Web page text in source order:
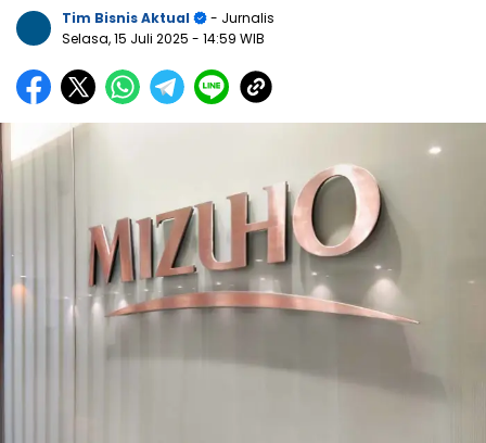
Tim Bisnis Aktual
- Jurnalis
Selasa, 15 Juli 2025 - 14:59 WIB